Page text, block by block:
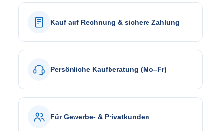
Kauf auf Rechnung & sichere Zahlung
Persönliche Kaufberatung (Mo–Fr)
Für Gewerbe- & Privatkunden